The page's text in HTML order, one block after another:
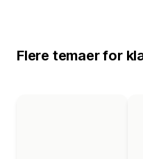
Flere temaer for